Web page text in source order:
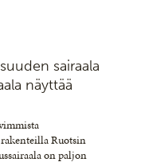
sairaala
näyttää
Ruotsin
on paljon